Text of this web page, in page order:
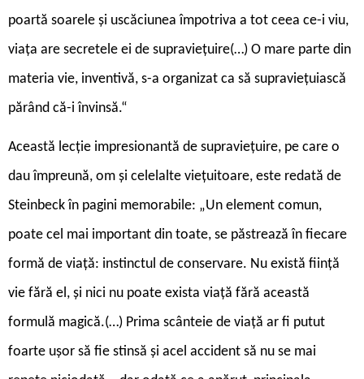
poartă soarele și uscăciunea împotriva a tot ceea ce-i viu,
viața are secretele ei de supraviețuire(…) O mare parte din
materia vie, inventivă, s-a organizat ca să supraviețuiască
părând că-i învinsă.“
Această lecție impresionantă de supraviețuire, pe care o
dau împreună, om și celelalte viețuitoare, este redată de
Steinbeck în pagini memorabile: „Un element comun,
poate cel mai important din toate, se păstrează în fiecare
formă de viață: instinctul de conservare. Nu există ființă
vie fără el, și nici nu poate exista viață fără această
formulă magică.(…) Prima scânteie de viață ar fi putut
foarte ușor să fie stinsă și acel accident să nu se mai